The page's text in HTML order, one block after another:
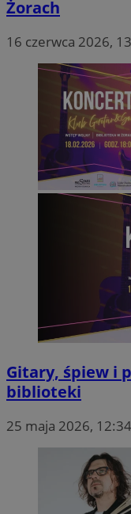
Żorach
16 czerwca 2026,
Gitary, śpiew i
biblioteki
25 maja 2026, 12:34